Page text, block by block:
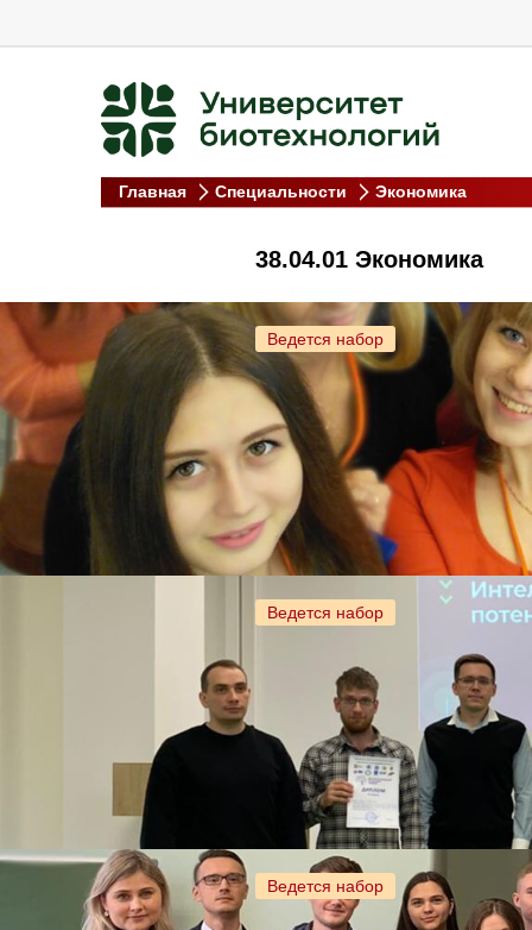
Главная Специальности Экономика
38.04.01 Экономика
Ведется набор
Ведется набор
Ведется набор